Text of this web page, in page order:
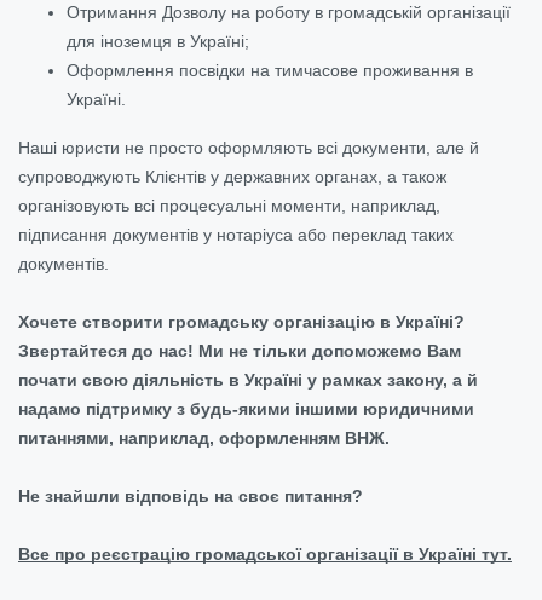
Отримання Дозволу на роботу в громадській організації
для іноземця в Україні;
Оформлення посвідки на тимчасове проживання в
Україні.
Наші юристи не просто оформляють всі документи, але й
супроводжують Клієнтів у державних органах, а також
організовують всі процесуальні моменти, наприклад,
підписання документів у нотаріуса або переклад таких
документів.
Хочете створити громадську організацію в Україні?
Звертайтеся до нас! Ми не тільки допоможемо Вам
почати свою діяльність в Україні у рамках закону, а й
надамо підтримку з будь-якими іншими юридичними
питаннями, наприклад, оформленням ВНЖ.
Не знайшли відповідь на своє питання?
Все про реєстрацію громадської організації в Україні тут.